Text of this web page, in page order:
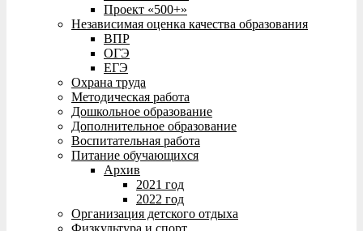
Проект «500+»
Независимая оценка качества образования
ВПР
ОГЭ
ЕГЭ
Охрана труда
Методическая работа
Дошкольное образование
Дополнительное образование
Воспитательная работа
Питание обучающихся
Архив
2021 год
2022 год
Организация детского отдыха
Физкультура и спорт